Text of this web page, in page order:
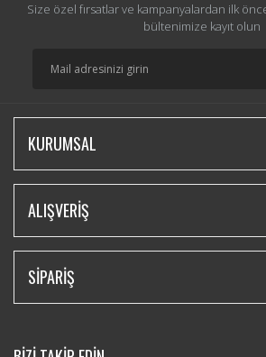
Size özel fırsatlar ve kampanyalardan ilk
bültenimize kayıt olun
KURUMSAL
ALIŞVERİŞ
SİPARİŞ